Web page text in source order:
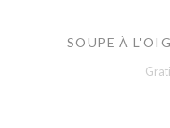
SOUPE À